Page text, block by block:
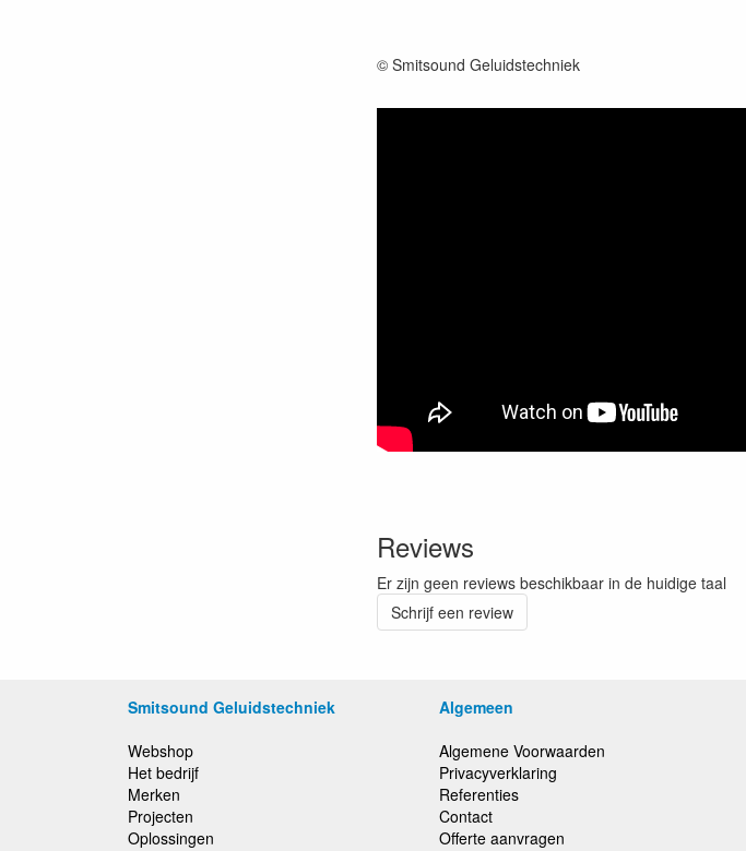
© Smitsound Geluidstechniek
Reviews
Er zijn geen reviews beschikbaar in de huidige taal
Schrijf een review
Smitsound Geluidstechniek
Webshop
Het bedrijf
Merken
Projecten
Oplossingen
Algemeen
Algemene Voorwaarden
Privacyverklaring
Referenties
Contact
Offerte aanvragen